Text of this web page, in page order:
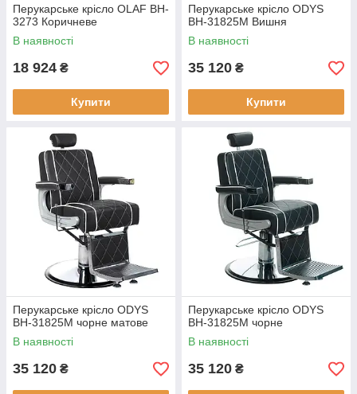
Перукарське крісло OLAF BH-
3273 Коричневе
В наявності
18 924 ₴
Купити
Перукарське крісло ODYS
BH-31825M Вишня
В наявності
35 120 ₴
Купити
Перукарське крісло ODYS
BH-31825M чорне матове
В наявності
35 120 ₴
Перукарське крісло ODYS
BH-31825M чорне
В наявності
35 120 ₴